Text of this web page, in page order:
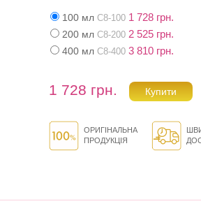
100 мл C8-100 1 728 грн.
200 мл C8-200 2 525 грн.
400 мл C8-400 3 810 грн.
1 728 грн.
ОРИГІНАЛЬНА
ПРОДУКЦІЯ